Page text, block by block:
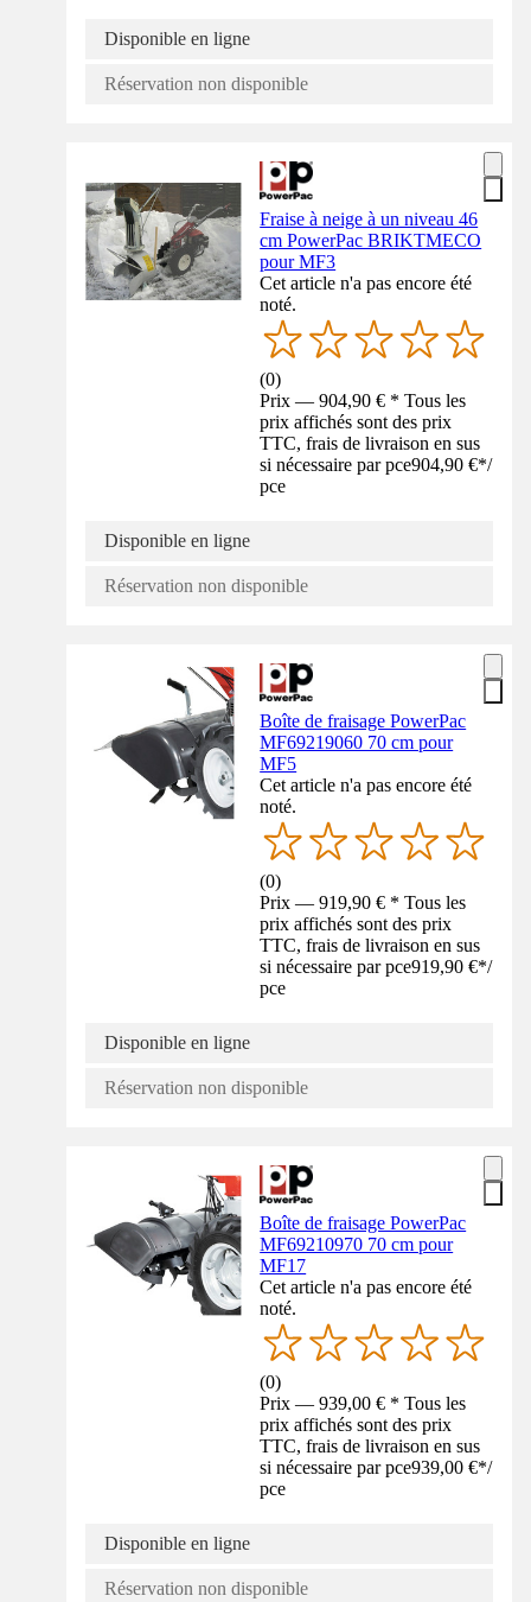
Disponible en ligne
Réservation non disponible
Fraise à neige à un niveau 46
cm PowerPac BRIKTMECO
pour MF3
Cet article n'a pas encore été
noté.
(0)
Prix — 904,90 € * Tous les
prix affichés sont des prix
TTC, frais de livraison en sus
si nécessaire par pce904,90 €*/
pce
Disponible en ligne
Réservation non disponible
Boîte de fraisage PowerPac
MF69219060 70 cm pour
MF5
Cet article n'a pas encore été
noté.
(0)
Prix — 919,90 € * Tous les
prix affichés sont des prix
TTC, frais de livraison en sus
si nécessaire par pce919,90 €*/
pce
Disponible en ligne
Réservation non disponible
Boîte de fraisage PowerPac
MF69210970 70 cm pour
MF17
Cet article n'a pas encore été
noté.
(0)
Prix — 939,00 € * Tous les
prix affichés sont des prix
TTC, frais de livraison en sus
si nécessaire par pce939,00 €*/
pce
Disponible en ligne
Réservation non disponible